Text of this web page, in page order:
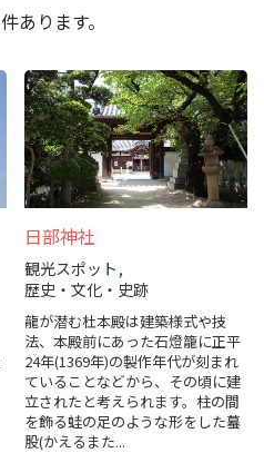
件あります。
日部神社
観光スポット
歴史・文化・史跡
龍が潜む杜本殿は建築様式や技
法、本殿前にあった石燈籠に正平
24年(1369年)の製作年代が刻まれ
ていることなどから、その頃に建
立されたと考えられます。柱の間
を飾る蛙の足のような形をした蟇
股(かえるまた...